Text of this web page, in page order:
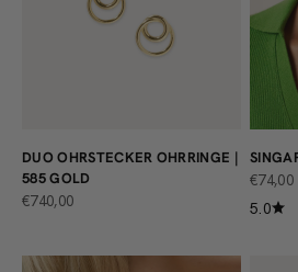
DUO OHRSTECKER OHRRINGE |
585 GOLD
ANGEBOT
€740,00
€74,00
5.0